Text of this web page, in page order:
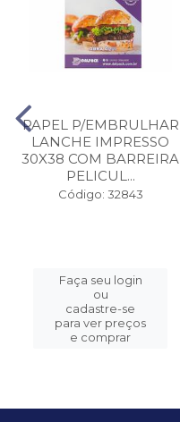
PAPEL P/EMBRULHAR
LANCHE IMPRESSO
30X38 COM BARREIRA
PELICUL...
Código: 32843
Faça seu login
ou
cadastre-se
para ver preços
e comprar